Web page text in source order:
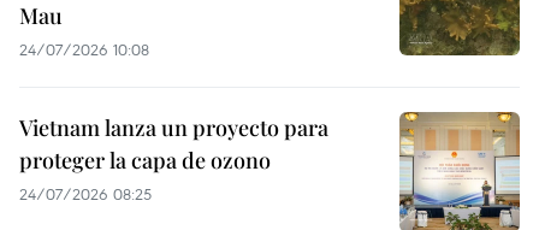
Mau
24/07/2026 10:08
Vietnam lanza un proyecto para
proteger la capa de ozono
24/07/2026 08:25